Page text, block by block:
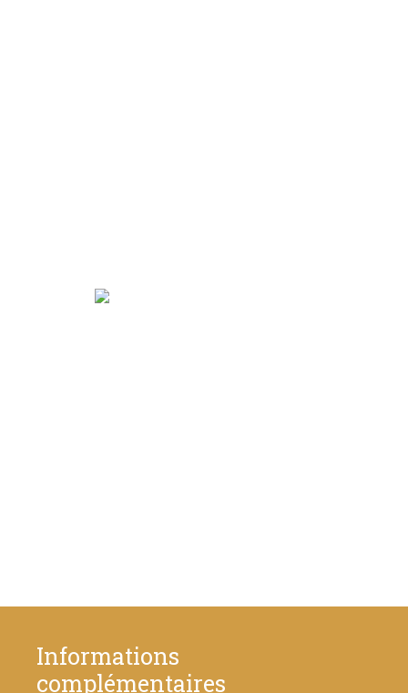
Informations
complémentaires